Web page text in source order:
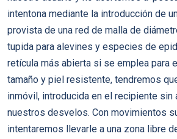
intentona mediante la introducción de
provista de una red de malla de
tupida para alevines y especies de
retícula más abierta si se emplea para
tamaño y piel resistente, tendremos
inmóvil, introducida en el recipiente sin
nuestros desvelos. Con movimientos
intentaremos llevarle a una zona libre